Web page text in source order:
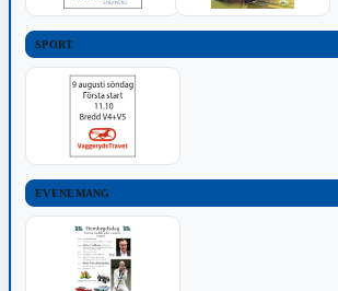
SPORT
EVENEMANG